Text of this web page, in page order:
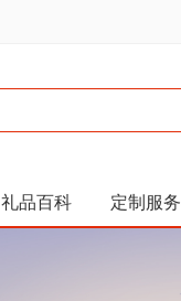
礼品百科 定制服务